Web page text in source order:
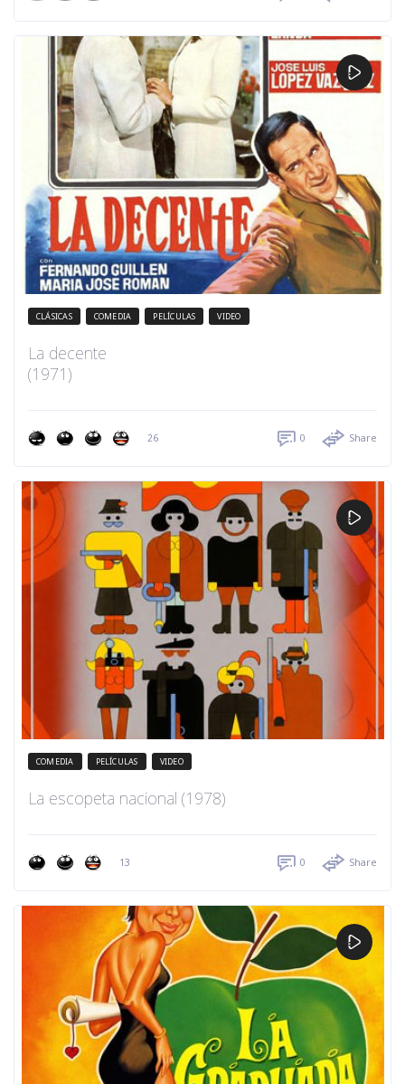
CLÁSICAS COMEDIA PELÍCULAS VIDEO
La decente
(1971)
26 0 Share
COMEDIA PELÍCULAS VIDEO
La escopeta nacional (1978)
13 0 Share